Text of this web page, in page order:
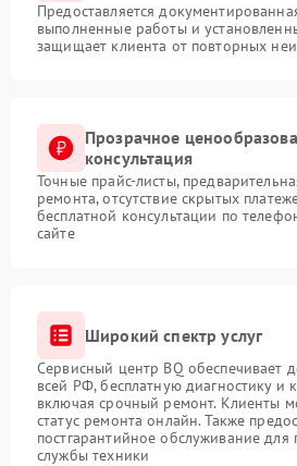
Предоставляется
выполненные работы и
защищает клиента от повторных
Прозрачное
консультация
Точные прайс-листы,
ремонта, отсутствие скрытых
бесплатной консультации по
сайте
Широкий спектр услуг
Сервисный центр BQ обеспечивает
всей РФ, бесплатную диагностику и
включая срочный ремонт. Клиенты
статус ремонта онлайн. Также
постгарантийное обслуживание для
службы техники